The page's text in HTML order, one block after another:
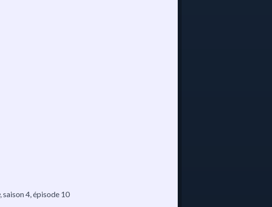
,saison 4, épisode 10